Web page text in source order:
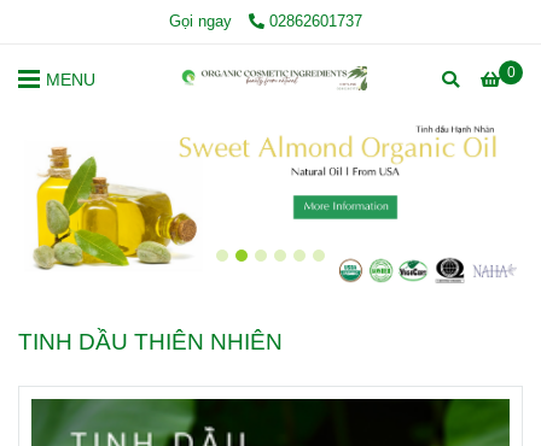
Gọi ngay 02862601737
0
MENU
TINH DẦU THIÊN NHIÊN